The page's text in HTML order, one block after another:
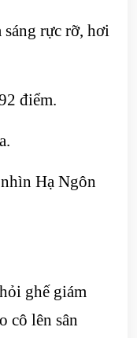
rực rỡ, hơi
điểm.
Hạ Ngôn
ghế giám
cô lên sân